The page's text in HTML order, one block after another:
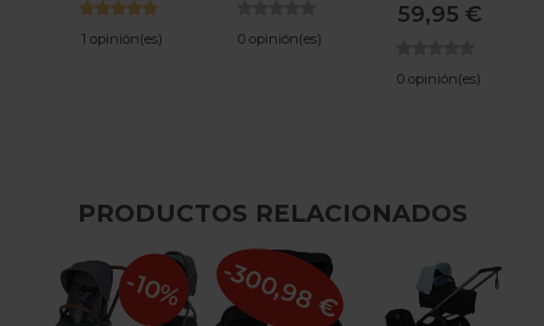
1 opinión(es) 0 opinión(es)
59,95 €
0 opinión(es)
PRODUCTOS RELACIONADOS
-10% -300,98 €